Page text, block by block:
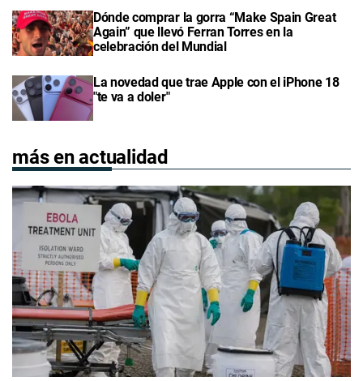
Dónde comprar la gorra “Make Spain Great
Again” que llevó Ferran Torres en la
celebración del Mundial
La novedad que trae Apple con el iPhone 18
"te va a doler"
más en actualidad